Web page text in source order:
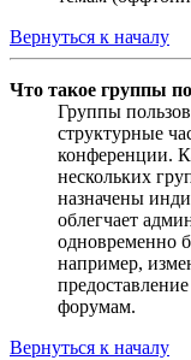
Вернуться к началу
Что такое группы
Группы
структурные
конференции.
нескольких
назначены
облегчает
одновременно
например,
форумам.
Вернуться к началу